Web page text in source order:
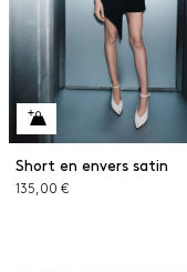
Short en envers satin
135,00 €